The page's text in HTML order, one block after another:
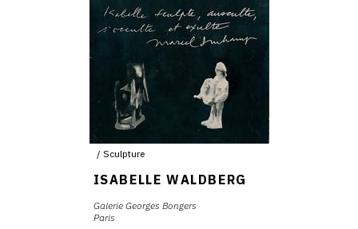
Sculpture
ISABELLE WALDBERG
Galerie Georges Bongers
Paris